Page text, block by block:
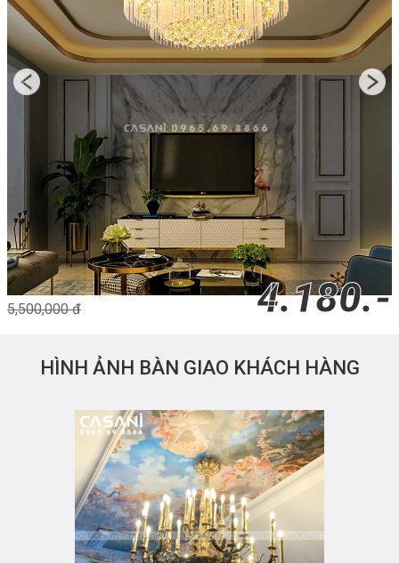
5,500,000 đ 4.180.-
HÌNH ẢNH BÀN GIAO KHÁCH HÀNG